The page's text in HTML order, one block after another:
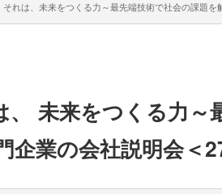
それは、未来をつくる力～最先端技術で社会の課題
、
未来をつくる力～
業の会社説明会＜